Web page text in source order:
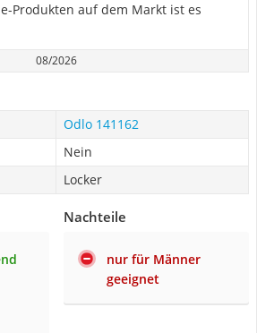
Produkten auf dem Markt ist es
08/2026
Odlo 141162
Nein
Locker
Nachteile
nur für Männer
geeignet